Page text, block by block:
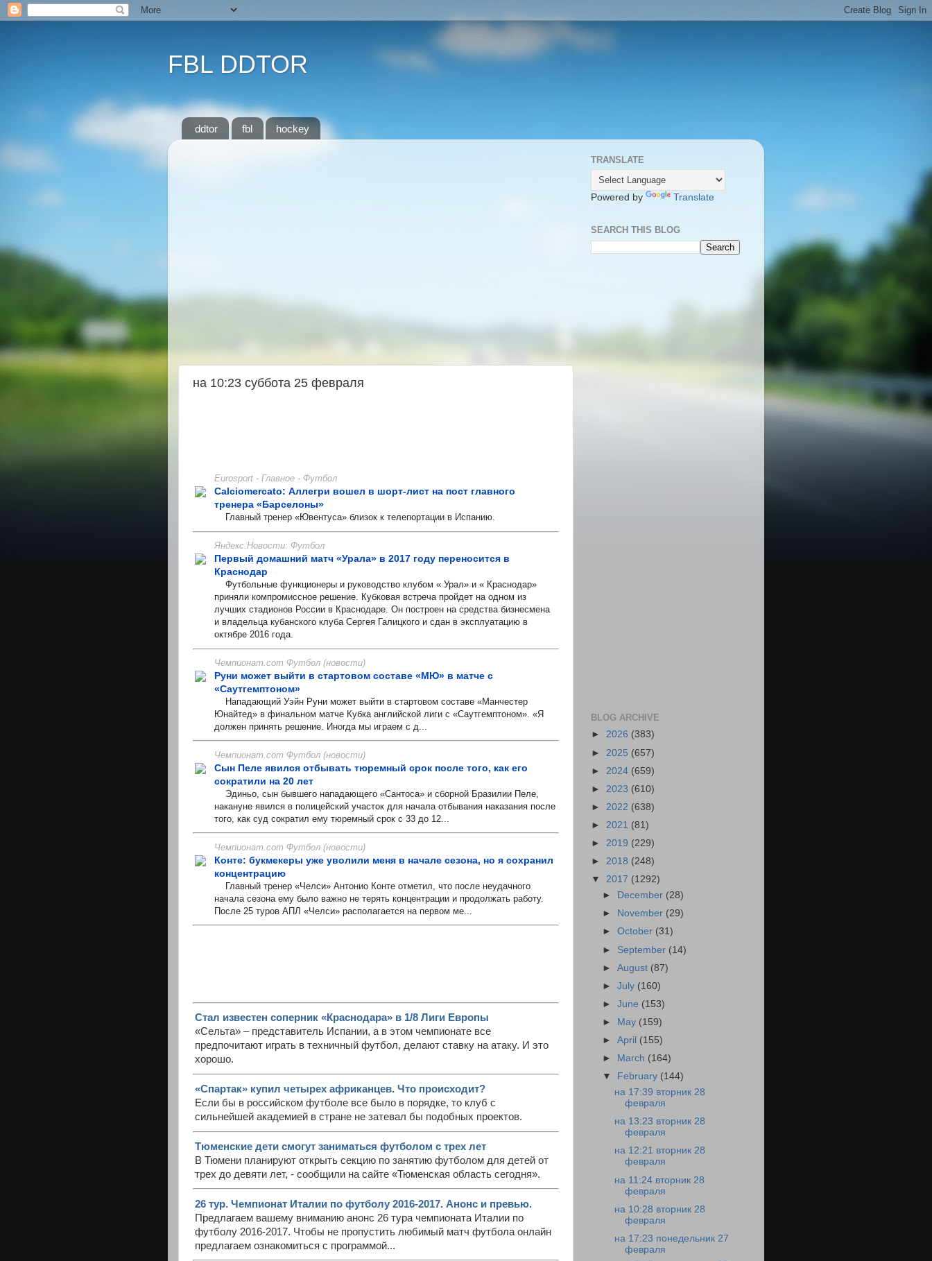
FBL DDTOR
ddtor fbl hockey
на 10:23 суббота 25 февраля
Eurosport - Главное - Футбол
Calciomercato: Аллегри вошел в шорт-лист на пост главного
тренера «Барселоны»
Главный тренер «Ювентуса» близок к телепортации в Испанию.
Яндекс.Новости: Футбол
Первый домашний матч «Урала» в 2017 году переносится в
Краснодар
Футбольные функционеры и руководство клубом « Урал» и « Краснодар»
приняли компромиссное решение. Кубковая встреча пройдет на одном из
лучших стадионов России в Краснодаре. Он построен на средства бизнесмена
и владельца кубанского клуба Сергея Галицкого и сдан в эксплуатацию в
октябре 2016 года.
Чемпионат.com Футбол (новости)
Руни может выйти в стартовом составе «МЮ» в матче с
«Саутгемптоном»
Нападающий Уэйн Руни может выйти в стартовом составе «Манчестер
Юнайтед» в финальном матче Кубка английской лиги с «Саутгемптоном». «Я
должен принять решение. Иногда мы играем с д...
Чемпионат.com Футбол (новости)
Сын Пеле явился отбывать тюремный срок после того, как его
сократили на 20 лет
Эдиньо, сын бывшего нападающего «Сантоса» и сборной Бразилии Пеле,
накануне явился в полицейский участок для начала отбывания наказания после
того, как суд сократил ему тюремный срок с 33 до 12...
Чемпионат.com Футбол (новости)
Конте: букмекеры уже уволили меня в начале сезона, но я сохранил
концентрацию
Главный тренер «Челси» Антонио Конте отметил, что после неудачного
начала сезона ему было важно не терять концентрации и продолжать работу.
После 25 туров АПЛ «Челси» располагается на первом ме...
Стал известен соперник «Краснодара» в 1/8 Лиги Европы
«Сельта» – представитель Испании, а в этом чемпионате все
предпочитают играть в техничный футбол, делают ставку на атаку. И это
хорошо.
«Спартак» купил четырех африканцев. Что происходит?
Если бы в российском футболе все было в порядке, то клуб с
сильнейшей академией в стране не затевал бы подобных проектов.
Тюменские дети смогут заниматься футболом с трех лет
В Тюмени планируют открыть секцию по занятию футболом для детей от
трех до девяти лет, - сообщили на сайте «Тюменская область сегодня».
26 тур. Чемпионат Италии по футболу 2016-2017. Анонс и превью.
Предлагаем вашему вниманию анонс 26 тура чемпионата Италии по
футболу 2016-2017. Чтобы не пропустить любимый матч футбола онлайн
предлагаем ознакомиться с программой...
TRANSLATE
Powered by Translate
SEARCH THIS BLOG
BLOG ARCHIVE
► 2026 (383)
► 2025 (657)
► 2024 (659)
► 2023 (610)
► 2022 (638)
► 2021 (81)
► 2019 (229)
► 2018 (248)
▼ 2017 (1292)
►
December (28)
►
November (29)
►October (31)
► September (14)
►August (87)
►July (160)
►June (153)
►
May (159)
►April (155)
►
March (164)
▼
February (144)
на 17:39 вторник 28
февраля
на 13:23 вторник 28
февраля
на 12:21 вторник 28
февраля
на 11:24 вторник 28
февраля
на 10:28 вторник 28
февраля
на 17:23 понедельник 27
февраля